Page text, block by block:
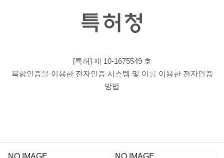
[특허] 제 10-1675549 호
복합인증을 이용한 전자인증 시스템 및 이를 이용한 전자인증
방법
NO IMAGE NO IMAGE